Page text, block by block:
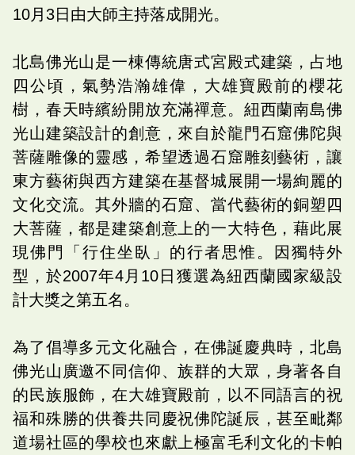
10月3日由大師主持落成開光。
北島佛光山是一棟傳統唐式宮殿式建築，占地
四公頃，氣勢浩瀚雄偉，大雄寶殿前的櫻花
樹，春天時繽紛開放充滿禪意。紐西蘭南島佛
光山建築設計的創意，來自於龍門石窟佛陀與
菩薩雕像的靈感，希望透過石窟雕刻藝術，讓
東方藝術與西方建築在基督城展開一場絢麗的
文化交流。其外牆的石窟、當代藝術的銅塑四
大菩薩，都是建築創意上的一大特色，藉此展
現佛門「行住坐臥」的行者思惟。因獨特外
型，於2007年4月10日獲選為紐西蘭國家級設
計大獎之第五名。
為了倡導多元文化融合，在佛誕慶典時，北島
佛光山廣邀不同信仰、族群的大眾，身著各自
的民族服飾，在大雄寶殿前，以不同語言的祝
福和殊勝的供養共同慶祝佛陀誕辰，甚至毗鄰
道場社區的學校也來獻上極富毛利文化的卡帕